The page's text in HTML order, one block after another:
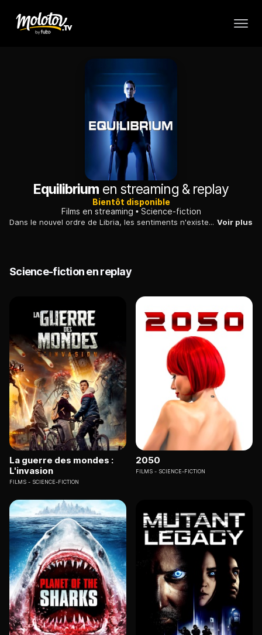
Equilibrium en streaming & replay
Bientôt disponible
Films en streaming
Science-fiction
Dans le nouvel ordre de Libria, les sentiments n'existent plus. Cette société est contrôlée par une drogue inhibitrice dont un homme veut s'affranchir. Voir plus
Science-fiction en replay
La guerre des mondes :
L'invasion
FILMS SCIENCE-FICTION
2050
FILMS SCIENCE-FICTION